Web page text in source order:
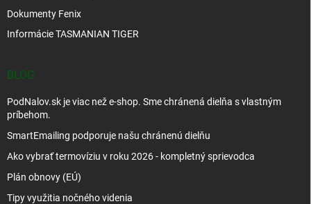
Dokumenty Fenix
Informácie TASMANIAN TIGER
BLOG
PodNalov.sk je viac než e-shop. Sme chránená dielňa s vlastným
príbehom.
SmartEmailing podporuje našu chránenú dielňu
Ako vybrať termovíziu v roku 2026 - kompletný sprievodca
Plán obnovy (EÚ)
Tipy využitia nočného videnia